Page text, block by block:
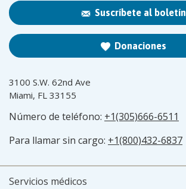
Suscríbete al boletín
Donaciones
3100 S.W. 62nd Ave
Miami, FL 33155
Número de teléfono: +1(305)666-6511
Para llamar sin cargo: +1(800)432-6837
Servicios médicos